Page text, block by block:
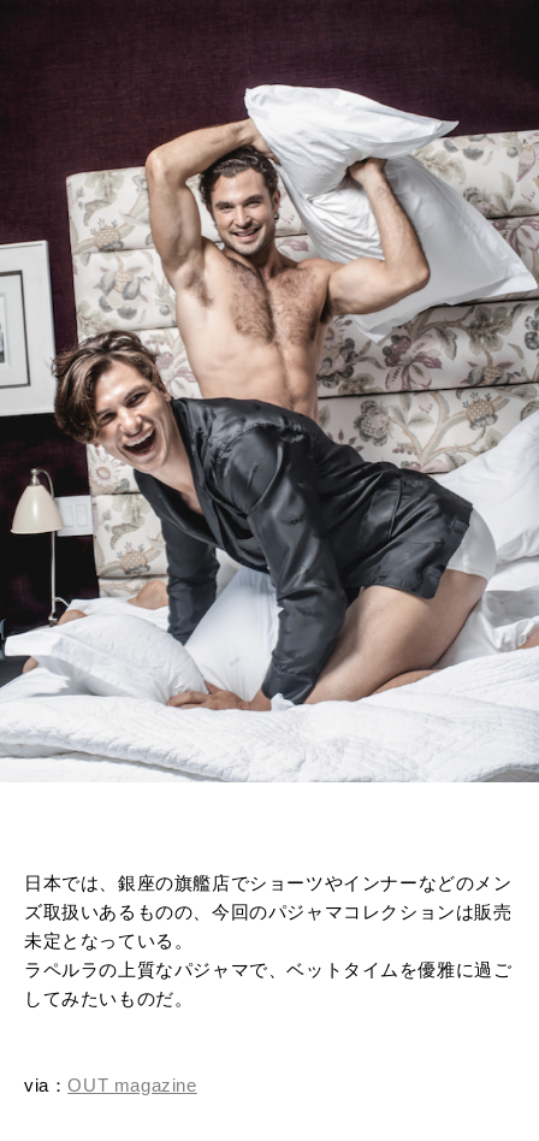
日本では、銀座の旗艦店でショーツやインナーなどのメン
ズ取扱いあるものの、今回のパジャマコレクションは販売
未定となっている。
ラペルラの上質なパジャマで、ベットタイムを優雅に過ご
してみたいものだ。
via：OUT magazine